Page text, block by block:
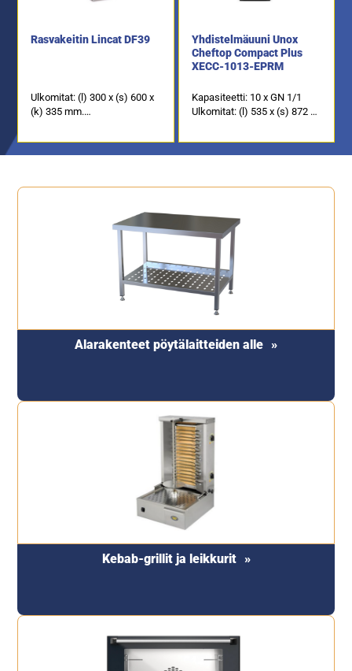
Rasvakeitin Lincat DF39
Ulkomitat: (l) 300 x (s) 600 x
(k) 335 mm.
Öljytilavuus: 9 litraa.
Tuotekoodi: 110.
Yhdistelmäuuni Unox
Cheftop Compact Plus
XECC-1013-EPRM
Kapasiteetti: 10 x GN 1/1
Ulkomitat: (l) 535 x (s) 872 x
Sähköteho: 18,5 kW / 400 V.
Alarakenteet pöytälaitteiden alle
Kebab-grillit ja leikkurit